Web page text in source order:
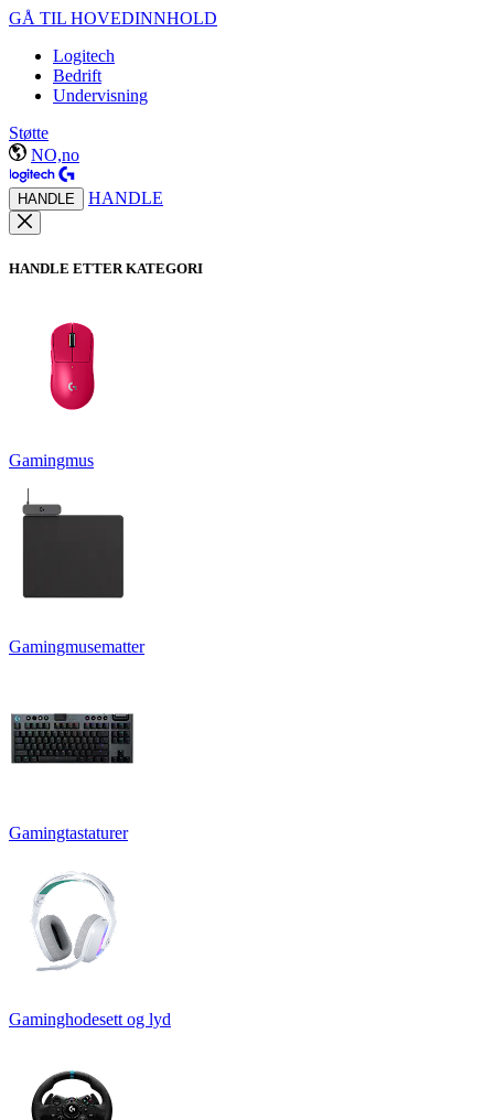
GÅ TIL HOVEDINNHOLD
Logitech
Bedrift
Undervisning
Støtte
NO,no
HANDLE HANDLE
HANDLE ETTER KATEGORI
Gamingmus
Gamingmusematter
Gamingtastaturer
Gaminghodesett og lyd